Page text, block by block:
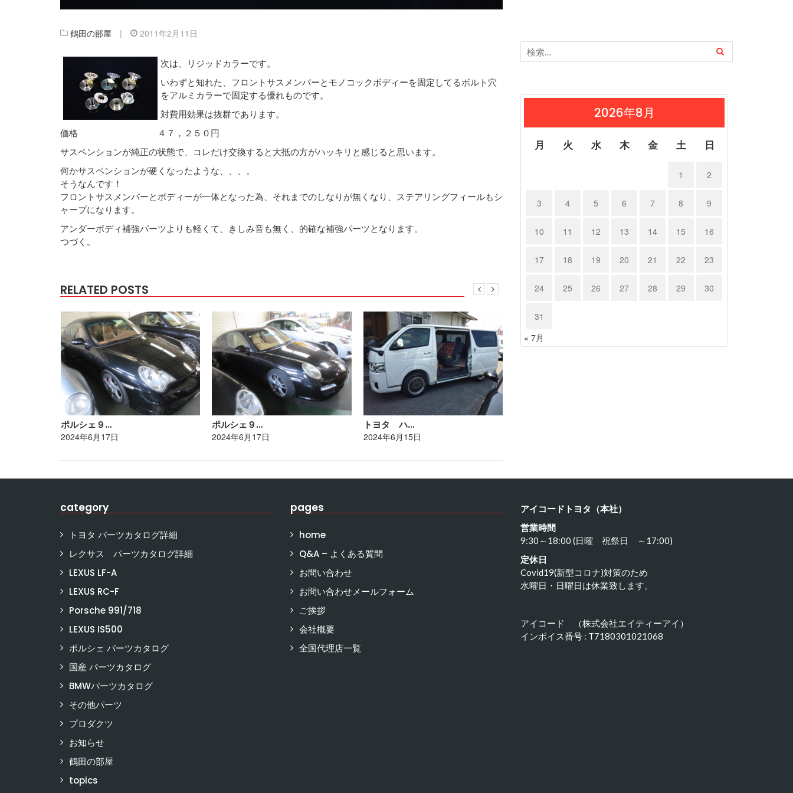
鶴田の部屋 | 2011年2月11日
次は、リジッドカラーです。
いわずと知れた、フロントサスメンバーとモノコックボディーを固定してるボルト穴
をアルミカラーで固定する優れものです。
対費用効果は抜群であります。
価格 ４７，２５０円
サスペンションが純正の状態で、コレだけ交換すると大抵の方がハッキリと感じると思います。
何かサスペンションが硬くなったような、、、。
そうなんです！
フロントサスメンバーとボディーが一体となった為、それまでのしなりが無くなり、ステアリングフィールもシ
ャープになります。
アンダーボディ補強パーツよりも軽くて、きしみ音も無く、的確な補強パーツとなります。
つづく。
RELATED POSTS
ポルシェ９…
2024年6月17日
ポルシェ９…
2024年6月17日
トヨタ ハ…
2024年6月15日
2026年8月
月 火 水 木 金 土 日
1 2
3 4 5 6 7 8 9
10 11 12 13 14 15 16
17 18 19 20 21 22 23
24 25 26 27 28 29 30
31
« 7月
category
トヨタ パーツカタログ詳細
レクサス パーツカタログ詳細
LEXUS LF-A
LEXUS RC-F
Porsche 991/718
LEXUS IS500
ポルシェ パーツカタログ
国産 パーツカタログ
BMWパーツカタログ
その他パーツ
プロダクツ
お知らせ
鶴田の部屋
topics
pages
home
Q&A – よくある質問
お問い合わせ
お問い合わせメールフォーム
ご挨拶
会社概要
全国代理店一覧
アイコードトヨタ（本社）
営業時間
9:30～18:00 (日曜 祝祭日 ～17:00)
定休日
Covid19(新型コロナ)対策のため
水曜日・日曜日は休業致します。
アイコード （株式会社エイティーアイ）
インボイス番号 : T7180301021068